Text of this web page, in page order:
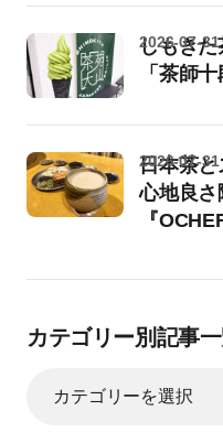
しもき
「茶師
2026-07-31
日本茶
心地良
『
2026-07-31
カテゴリー別記事